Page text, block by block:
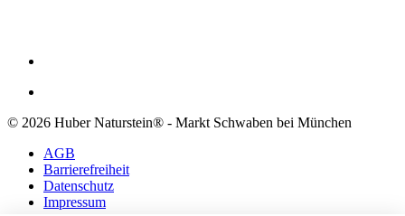
© 2026 Huber Naturstein® - Markt Schwaben bei München
AGB
Barrierefreiheit
Datenschutz
Impressum